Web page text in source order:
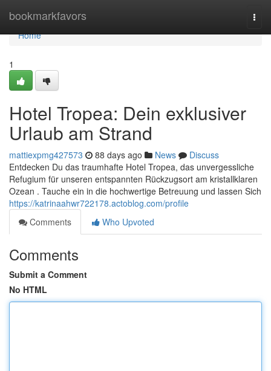
bookmarkfavors
Home
Home
1
Hotel Tropea: Dein exklusiver
Urlaub am Strand
mattiexpmg427573 88 days ago News
Discuss
Entdecken Du das traumhafte Hotel Tropea, das unvergessliche
Refugium für unseren entspannten Rückzugsort am kristallklaren
Ozean . Tauche ein in die hochwertige Betreuung und lassen Sich
https://katrinaahwr722178.actoblog.com/profile
Comments
Who Upvoted
Comments
Submit a Comment
No HTML